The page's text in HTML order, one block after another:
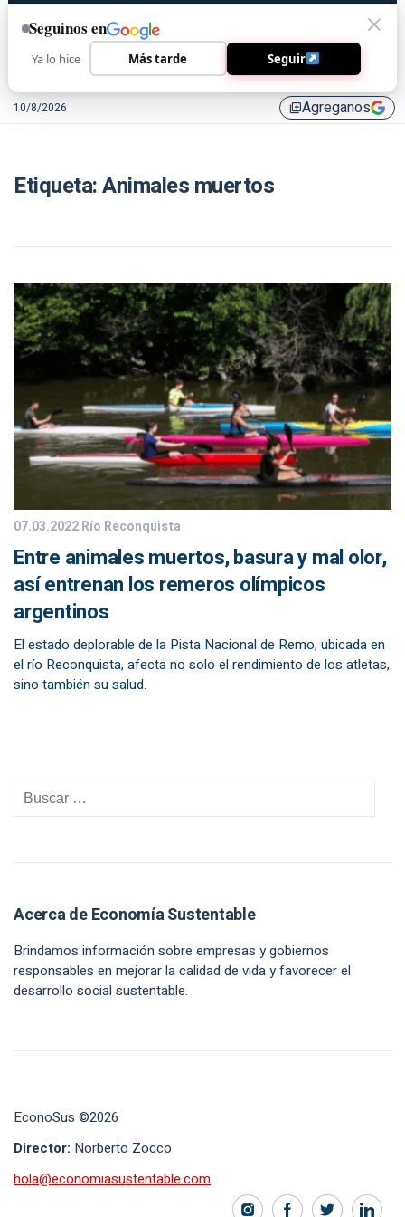
10/8/2026 library_addAgreganos
Etiqueta:Animales muertos
07.03.2022Río Reconquista
Entre animales muertos, basura y mal olor,
así entrenan los remeros olímpicos
argentinos
El estado deplorable de la Pista Nacional de Remo, ubicada en
el río Reconquista, afecta no solo el rendimiento de los atletas,
sino también su salud.
Acerca de Economía Sustentable
Brindamos información sobre empresas y gobiernos
responsables en mejorar la calidad de vida y favorecer el
desarrollo social sustentable.
EconoSus ©2026
Director: Norberto Zocco
hola@economiasustentable.com
Seguinos en
Ya lo hice Más tarde Seguir